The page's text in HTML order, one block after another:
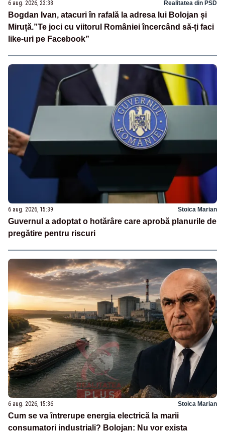
6 aug. 2026, 23:38 Realitatea din PSD
Bogdan Ivan, atacuri în rafală la adresa lui Bolojan și
Miruță.”Te joci cu viitorul României încercând să-ți faci
like-uri pe Facebook”
6 aug. 2026, 15:39 Stoica Marian
Guvernul a adoptat o hotărâre care aprobă planurile de
pregătire pentru riscuri
6 aug. 2026, 15:36 Stoica Marian
Cum se va întrerupe energia electrică la marii
consumatori industriali? Bolojan: Nu vor exista